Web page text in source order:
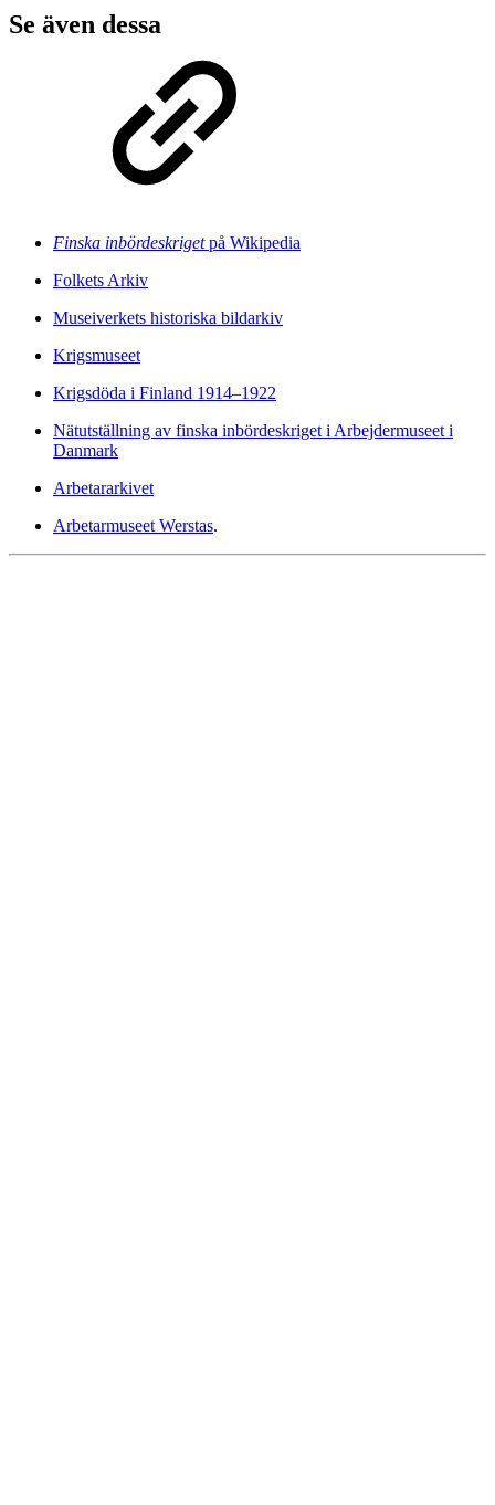
Se även dessa
Finska inbördeskrigetpå Wikipedia
Folkets Arkiv
Museiverkets historiska bildarkiv
Krigsmuseet
Krigsdöda i Finland 1914–1922
Nätutställning av finska inbördeskriget i Arbejdermuseet i
Danmark
Arbetararkivet
Arbetarmuseet Werstas.